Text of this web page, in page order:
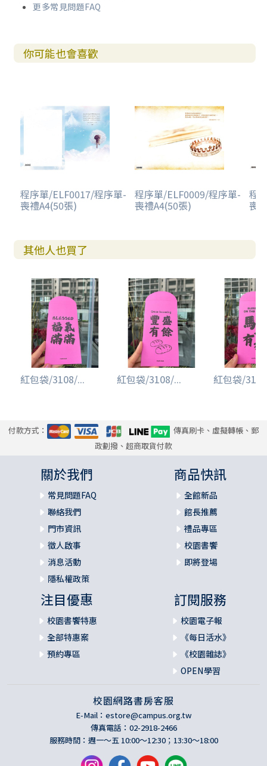
更多常見問題FAQ
你可能也會喜歡
程序單/ELF0017/程序單-
喪禮A4(50張)
程序單/ELF0009/程序單-
喪禮A4(50張)
程
喪
其他人也買了
紅包袋/3108/... 紅包袋/3108/... 紅包袋/
付款方式：
傳真刷卡、虛擬轉帳、郵
政劃撥、超商取貨付款
關於我們
常見問題FAQ
聯絡我們
門市資訊
徵人啟事
消息活動
隱私權政策
商品快訊
全館新品
館長推薦
禮品專區
校園書饗
即將登場
注目優惠
校園書饗特惠
全部特惠案
預約專區
訂閱服務
校園電子報
《每日活水》
《校園雜誌》
OPEN學習
校園網路書房客服
E-Mail： estore@campus.org.tw
傳真電話：02-2918-2466
服務時間：週一～五 10:00～12:30；13:30～18:00